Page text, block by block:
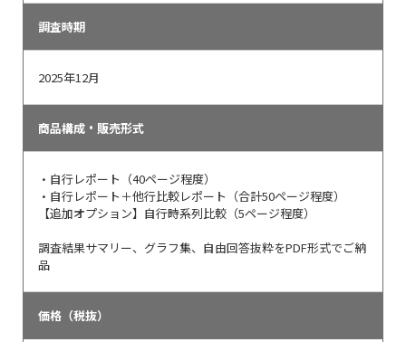
調査時期
2025年12月
商品構成・販売形式
・自行レポート（40ページ程度）
・自行レポート＋他行比較レポート（合計50ページ程度）
【追加オプション】自行時系列比較（5ページ程度）
調査結果サマリー、グラフ集、自由回答抜粋をPDF形式でご納
品
価格（税抜）